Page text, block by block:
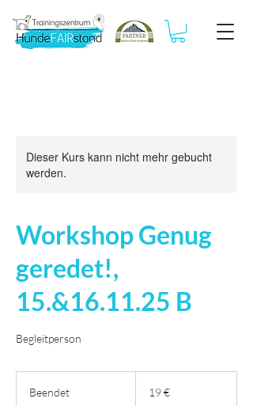
Dieser Kurs kann nicht mehr gebucht
werden.
Workshop Genug
geredet!,
15.&16.11.25 B
Begleitperson
Beendet 19 €